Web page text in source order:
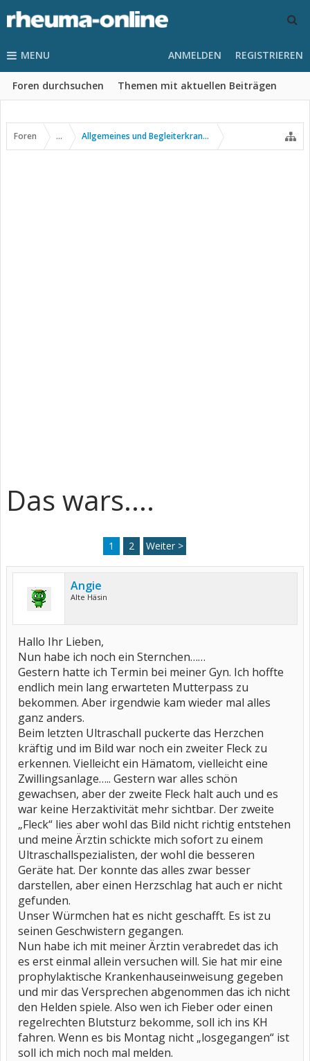
MENU
Foren durchsuchen Themen mit aktuellen Beiträgen
ANMELDEN REGISTRIEREN
Foren ... Allgemeines und Begleiterkrankungen
Das wars....
1 2 Weiter >
Angie
Alte Häsin
Hallo Ihr Lieben,
Nun habe ich noch ein Sternchen……
Gestern hatte ich Termin bei meiner Gyn. Ich hoffte
endlich mein lang erwarteten Mutterpass zu
bekommen. Aber irgendwie kam wieder mal alles
ganz anders.
Beim letzten Ultraschall puckerte das Herzchen
kräftig und im Bild war noch ein zweiter Fleck zu
erkennen. Vielleicht ein Hämatom, vielleicht eine
Zwillingsanlage….. Gestern war alles schön
gewachsen, aber der zweite Fleck halt auch und es
war keine Herzaktivität mehr sichtbar. Der zweite
„Fleck“ lies aber wohl das Bild nicht richtig entstehen
und meine Ärztin schickte mich sofort zu einem
Ultraschallspezialisten, der wohl die besseren
Geräte hat. Der konnte das alles zwar besser
darstellen, aber einen Herzschlag hat auch er nicht
gefunden.
Unser Würmchen hat es nicht geschafft. Es ist zu
seinen Geschwistern gegangen.
Nun habe ich mit meiner Ärztin verabredet das ich
es erst einmal allein versuchen will. Sie hat mir eine
prophylaktische Krankenhauseinweisung gegeben
und mir das Versprechen abgenommen das ich nicht
den Helden spiele. Also wen ich Fieber oder einen
regelrechten Blutsturz bekomme, soll ich ins KH
fahren. Wenn es bis Montag nicht „losgegangen“ ist
soll ich mich noch mal melden.